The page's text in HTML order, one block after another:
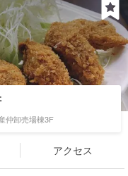
仲卸売場棟3F
アクセス